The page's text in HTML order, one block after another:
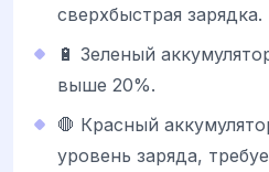
сверхбыстрая зарядка.
🔋 Зеленый
выше 20%.
🛑 Красный
уровень заряда,